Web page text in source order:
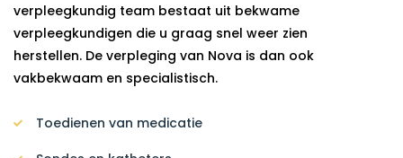
verpleegkundig team bestaat uit bekwame
verpleegkundigen die u graag snel weer zien
herstellen. De verpleging van Nova is dan ook
vakbekwaam en specialistisch.
Toedienen van medicatie